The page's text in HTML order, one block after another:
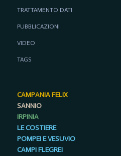
TRATTAMENTO DATI
PUBBLICAZIONI
VIDEO
TAGS
CAMPANIA FELIX
SANNIO
IRPINIA
LE COSTIERE
POMPEI E VESUVIO
CAMPI FLEGREI